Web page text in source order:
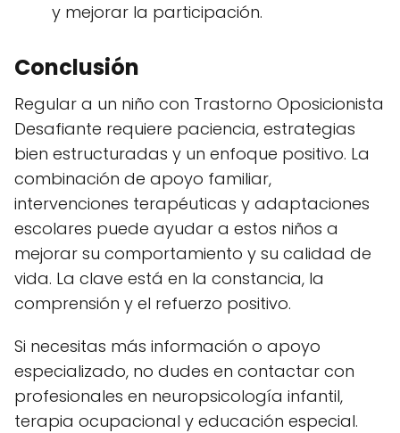
y mejorar la participación.
Conclusión
Regular a un niño con Trastorno Oposicionista
Desafiante requiere paciencia, estrategias
bien estructuradas y un enfoque positivo. La
combinación de apoyo familiar,
intervenciones terapéuticas y adaptaciones
escolares puede ayudar a estos niños a
mejorar su comportamiento y su calidad de
vida. La clave está en la constancia, la
comprensión y el refuerzo positivo.
Si necesitas más información o apoyo
especializado, no dudes en contactar con
profesionales en neuropsicología infantil,
terapia ocupacional y educación especial.